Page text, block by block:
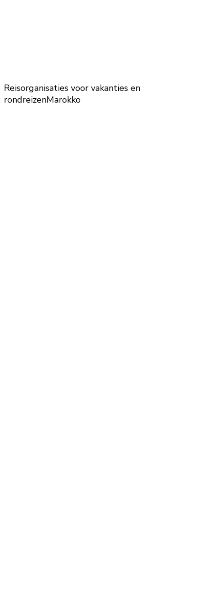
Reisorganisaties voor vakanties en
rondreizenMarokko